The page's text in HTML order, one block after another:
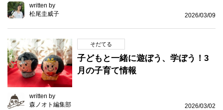
written by
松尾圭威子
2026/03/09
そだてる
子どもと一緒に遊ぼう、学ぼう！3
月の子育て情報
written by
森ノオト編集部
2026/03/02